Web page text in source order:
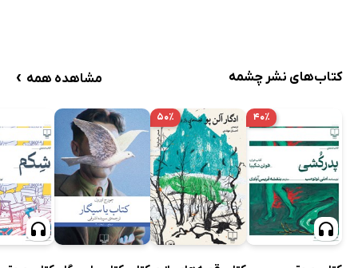
کتاب‌های نشر چشمه مشاهده همه ›
۴۰٪ ۵۰٪